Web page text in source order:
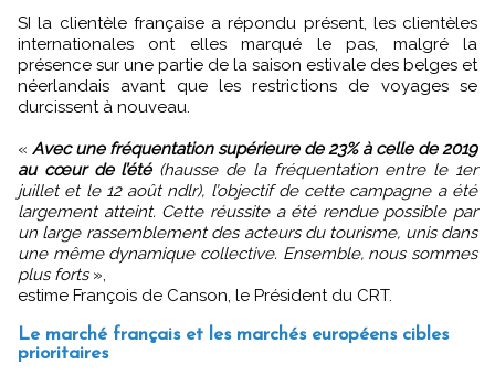
SI la clientèle française a répondu présent, les clientèles
internationales ont elles marqué le pas, malgré la
présence sur une partie de la saison estivale des belges et
néerlandais avant que les restrictions de voyages se
durcissent à nouveau.
« Avec une fréquentation supérieure de 23% à celle de 2019
au cœur de l’été(hausse de la fréquentation entre le 1er
juillet et le 12 août ndlr), l’objectif de cette campagne a été
largement atteint. Cette réussite a été rendue possible par
un large rassemblement des acteurs du tourisme, unis dans
une même dynamique collective. Ensemble, nous sommes
plus forts »,
estime François de Canson, le Président du CRT.
Le marché français et les marchés européens cibles
prioritaires